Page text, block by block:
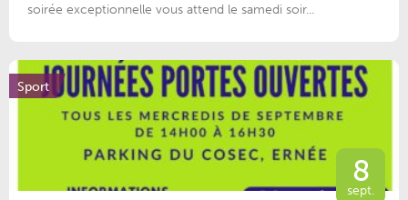
soirée exceptionnelle vous attend le samedi soir...
Sport
8
sept.